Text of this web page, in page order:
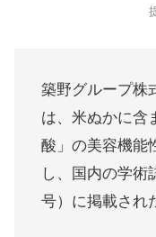
築野グループ株
は、米ぬかに含
酸」の美容機能
し、国内の学術
号）に掲載され